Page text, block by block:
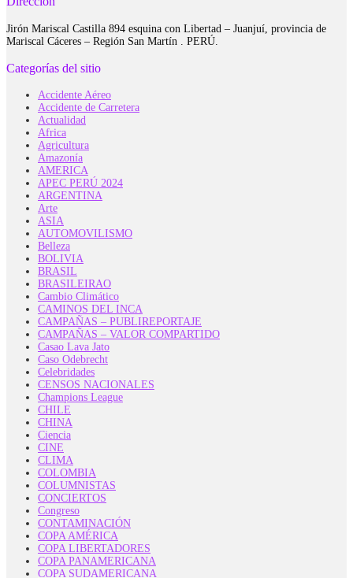
Jirón Mariscal Castilla 894 esquina con Libertad – Juanjuí, provincia de
Mariscal Cáceres – Región San Martín . PERÚ.
Categorías del sitio
Accidente Aéreo
Accidente de Carretera
Actualidad
Africa
Agricultura
Amazonía
AMERICA
APEC PERÚ 2024
ARGENTINA
Arte
ASIA
AUTOMOVILISMO
Belleza
BOLIVIA
BRASIL
BRASILEIRAO
Cambio Climático
CAMINOS DEL INCA
CAMPAÑAS – PUBLIREPORTAJE
CAMPAÑAS – VALOR COMPARTIDO
Casao Lava Jato
Caso Odebrecht
Celebridades
CENSOS NACIONALES
Champions League
CHILE
CHINA
Ciencia
CINE
CLIMA
COLOMBIA
COLUMNISTAS
CONCIERTOS
Congreso
CONTAMINACIÓN
COPA AMÉRICA
COPA LIBERTADORES
COPA PANAMERICANA
COPA SUDAMERICANA